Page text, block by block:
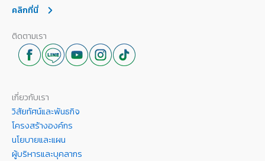
คลิกที่นี่
ติดตามเรา
เกี่ยวกับเรา
วิสัยทัศน์และพันธกิจ
โครงสร้างองค์กร
นโยบายและแผน
ผู้บริหารและบุคลากร